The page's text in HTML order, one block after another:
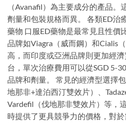
（Avanafil）為主要成分的產品。
劑量和包裝規格而異。 各類ED治
藥物 口服ED藥物是最常見且性價
品牌如Viagra（威而鋼）和Cialis
高，而印度或亞洲品牌則更加經
台，單次治療費用可以從SGD 5-
品牌和劑量。 常見的經濟型選擇
地那非+達泊西汀雙效片）、
Vardefil（伐地那非雙效片）等，
時提供了更具競爭力的價格，對